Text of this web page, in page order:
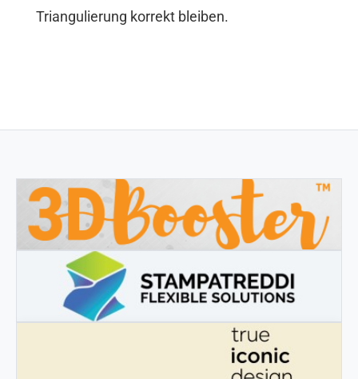
Triangulierung korrekt bleiben.
3DBOOSTER
3DBooster - Innovative Produkte für den 3D-Druck